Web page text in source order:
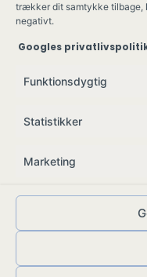
trækker dit samtykke tilbage,
negativt.
Googles
Funktionsdygtig
Statistikker
Marketing
Ung Kult
Skovgade 17,
CVR: 41008547
© ungkult.dk - 2026